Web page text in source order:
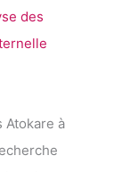
des
Atokare à